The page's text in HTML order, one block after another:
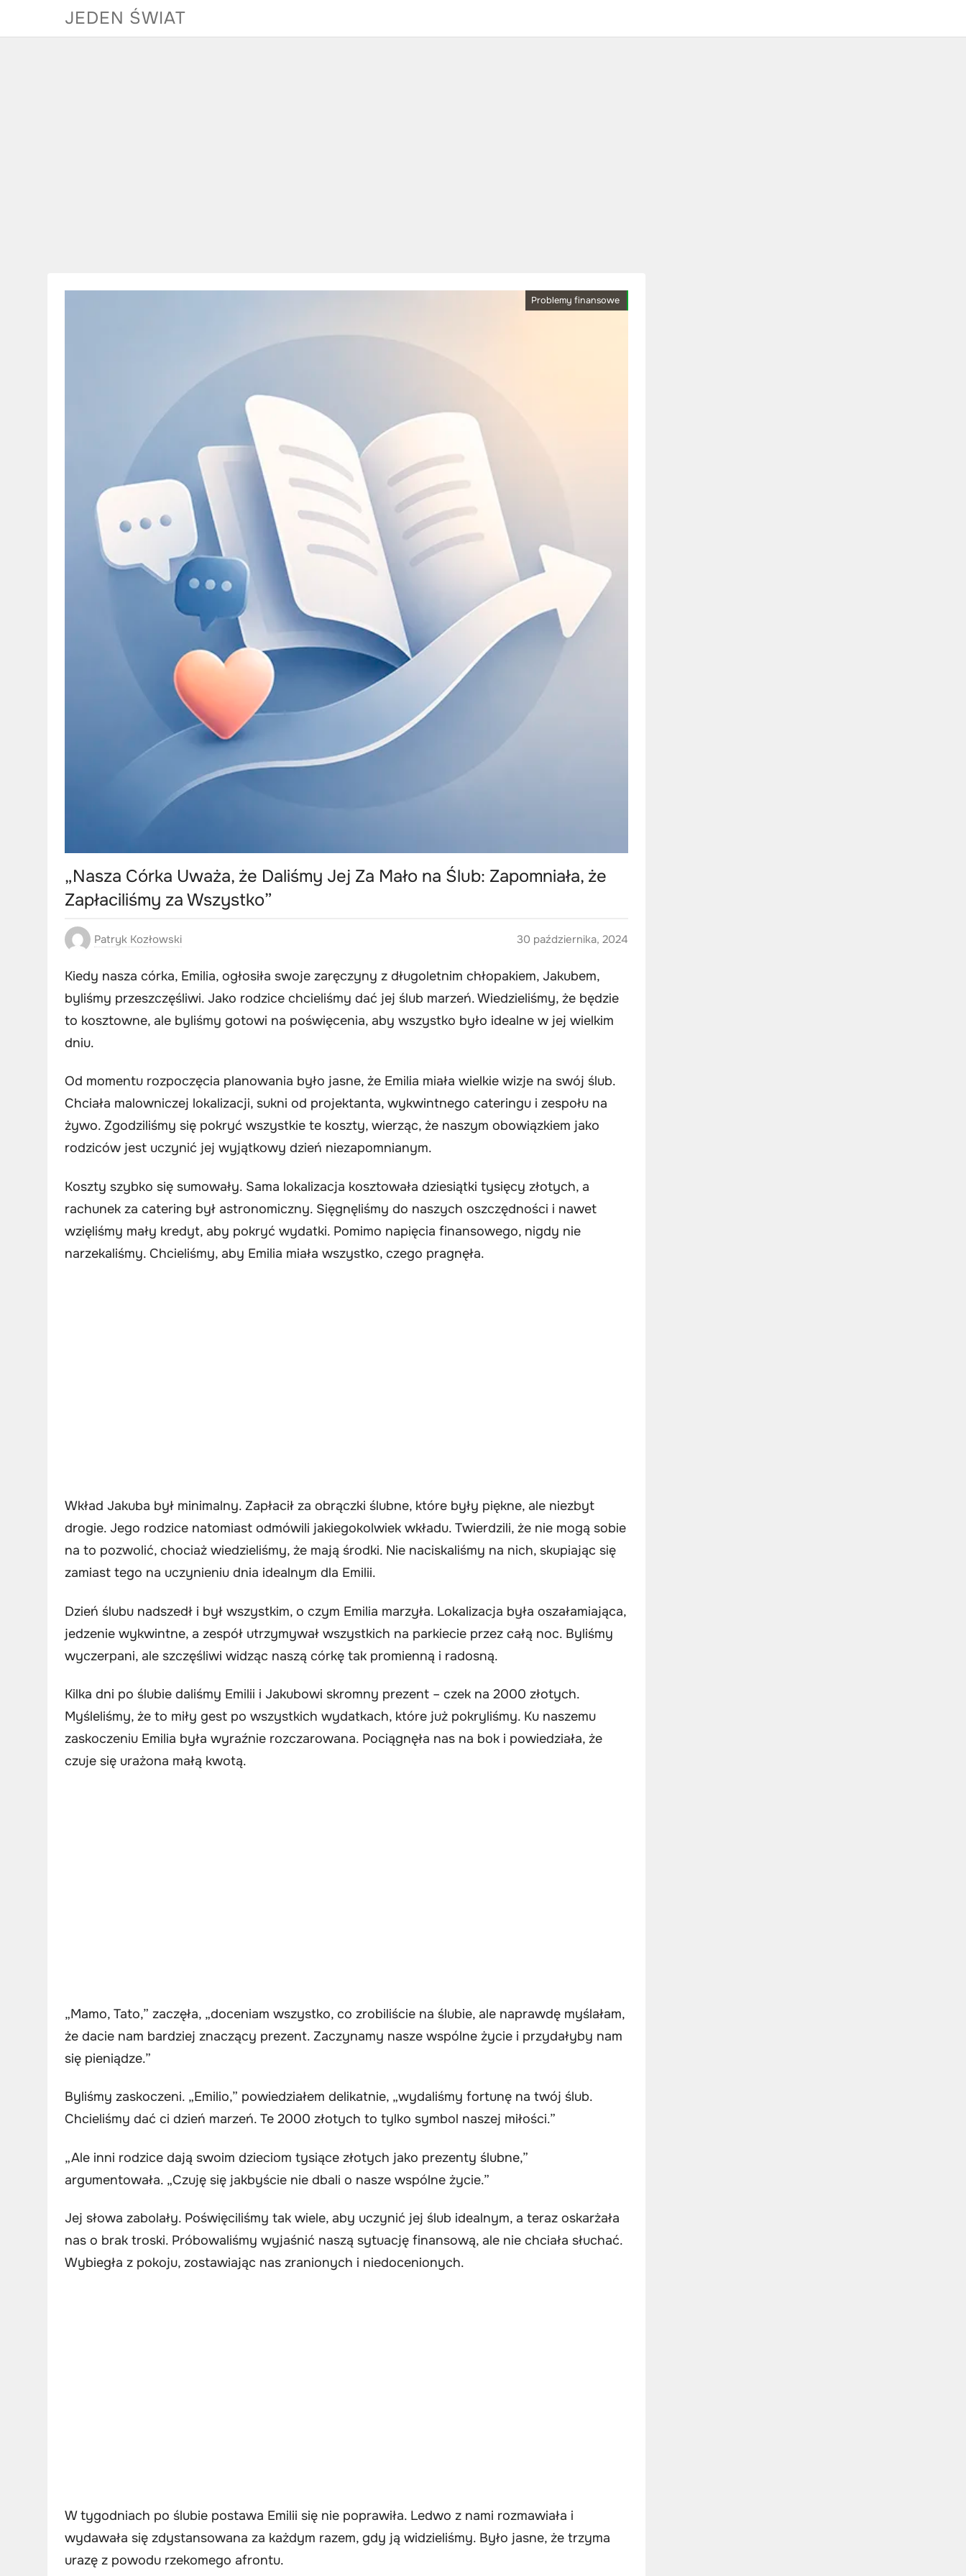
JEDEN ŚWIAT
Problemy finansowe
„Nasza Córka Uważa, że Daliśmy Jej Za Mało na Ślub: Zapomniała, że
Zapłaciliśmy za Wszystko”
Patryk Kozłowski 30 października, 2024
Kiedy nasza córka, Emilia, ogłosiła swoje zaręczyny z długoletnim chłopakiem, Jakubem,
byliśmy przeszczęśliwi. Jako rodzice chcieliśmy dać jej ślub marzeń. Wiedzieliśmy, że będzie
to kosztowne, ale byliśmy gotowi na poświęcenia, aby wszystko było idealne w jej wielkim
dniu.
Od momentu rozpoczęcia planowania było jasne, że Emilia miała wielkie wizje na swój ślub.
Chciała malowniczej lokalizacji, sukni od projektanta, wykwintnego cateringu i zespołu na
żywo. Zgodziliśmy się pokryć wszystkie te koszty, wierząc, że naszym obowiązkiem jako
rodziców jest uczynić jej wyjątkowy dzień niezapomnianym.
Koszty szybko się sumowały. Sama lokalizacja kosztowała dziesiątki tysięcy złotych, a
rachunek za catering był astronomiczny. Sięgnęliśmy do naszych oszczędności i nawet
wzięliśmy mały kredyt, aby pokryć wydatki. Pomimo napięcia finansowego, nigdy nie
narzekaliśmy. Chcieliśmy, aby Emilia miała wszystko, czego pragnęła.
Wkład Jakuba był minimalny. Zapłacił za obrączki ślubne, które były piękne, ale niezbyt
drogie. Jego rodzice natomiast odmówili jakiegokolwiek wkładu. Twierdzili, że nie mogą sobie
na to pozwolić, chociaż wiedzieliśmy, że mają środki. Nie naciskaliśmy na nich, skupiając się
zamiast tego na uczynieniu dnia idealnym dla Emilii.
Dzień ślubu nadszedł i był wszystkim, o czym Emilia marzyła. Lokalizacja była oszałamiająca,
jedzenie wykwintne, a zespół utrzymywał wszystkich na parkiecie przez całą noc. Byliśmy
wyczerpani, ale szczęśliwi widząc naszą córkę tak promienną i radosną.
Kilka dni po ślubie daliśmy Emilii i Jakubowi skromny prezent – czek na 2000 złotych.
Myśleliśmy, że to miły gest po wszystkich wydatkach, które już pokryliśmy. Ku naszemu
zaskoczeniu Emilia była wyraźnie rozczarowana. Pociągnęła nas na bok i powiedziała, że
czuje się urażona małą kwotą.
„Mamo, Tato,” zaczęła, „doceniam wszystko, co zrobiliście na ślubie, ale naprawdę myślałam,
że dacie nam bardziej znaczący prezent. Zaczynamy nasze wspólne życie i przydałyby nam
się pieniądze.”
Byliśmy zaskoczeni. „Emilio,” powiedziałem delikatnie, „wydaliśmy fortunę na twój ślub.
Chcieliśmy dać ci dzień marzeń. Te 2000 złotych to tylko symbol naszej miłości.”
„Ale inni rodzice dają swoim dzieciom tysiące złotych jako prezenty ślubne,”
argumentowała. „Czuję się jakbyście nie dbali o nasze wspólne życie.”
Jej słowa zabolały. Poświęciliśmy tak wiele, aby uczynić jej ślub idealnym, a teraz oskarżała
nas o brak troski. Próbowaliśmy wyjaśnić naszą sytuację finansową, ale nie chciała słuchać.
Wybiegła z pokoju, zostawiając nas zranionych i niedocenionych.
W tygodniach po ślubie postawa Emilii się nie poprawiła. Ledwo z nami rozmawiała i
wydawała się zdystansowana za każdym razem, gdy ją widzieliśmy. Było jasne, że trzyma
urazę z powodu rzekomego afrontu.